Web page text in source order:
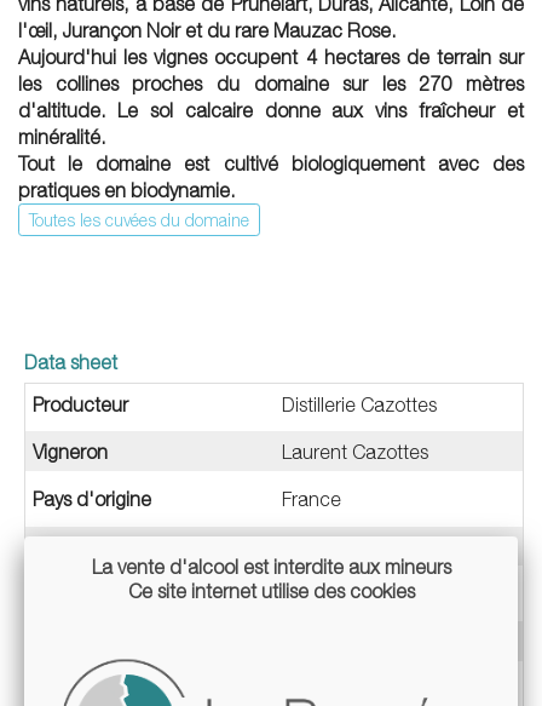
l'œil, Jurançon Noir et du rare Mauzac Rose.
Aujourd'hui les vignes occupent 4 hectares de terrain sur
les collines proches du domaine sur les 270 mètres
d'altitude. Le sol calcaire donne aux vins fraîcheur et
minéralité.
Tout le domaine est cultivé biologiquement avec des
pratiques en biodynamie.
Toutes les cuvées du domaine
Data sheet
Producteur
Distillerie Cazottes
Vigneron Laurent Cazottes
Pays d'origine France
Sous-Région Tarn
Type & Fruit
La vente d'alcool est interdite aux mineurs
Ce site internet utilise des cookies